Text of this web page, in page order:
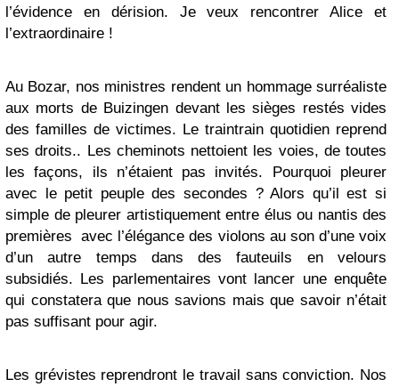
l’évidence en dérision. Je veux rencontrer Alice et
l’extraordinaire !
Au Bozar, nos ministres rendent un hommage surréaliste
aux morts de Buizingen devant les sièges restés vides
des familles de victimes. Le traintrain quotidien reprend
ses droits.. Les cheminots nettoient les voies, de toutes
les façons, ils n’étaient pas invités. Pourquoi pleurer
avec le petit peuple des secondes ? Alors qu’il est si
simple de pleurer artistiquement entre élus ou nantis des
premières avec l’élégance des violons au son d’une voix
d’un autre temps dans des fauteuils en velours
subsidiés. Les parlementaires vont lancer une enquête
qui constatera que nous savions mais que savoir n’était
pas suffisant pour agir.
Les grévistes reprendront le travail sans conviction. Nos